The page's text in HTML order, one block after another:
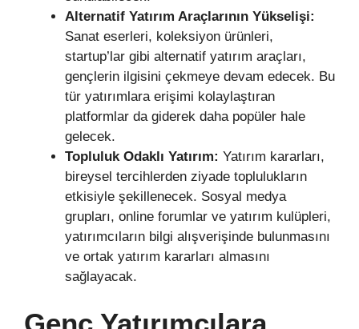
Alternatif Yatırım Araçlarının Yükselişi:
Sanat eserleri, koleksiyon ürünleri,
startup’lar gibi alternatif yatırım araçları,
gençlerin ilgisini çekmeye devam edecek. Bu
tür yatırımlara erişimi kolaylaştıran
platformlar da giderek daha popüler hale
gelecek.
Topluluk Odaklı Yatırım: Yatırım kararları,
bireysel tercihlerden ziyade toplulukların
etkisiyle şekillenecek. Sosyal medya
grupları, online forumlar ve yatırım kulüpleri,
yatırımcıların bilgi alışverişinde bulunmasını
ve ortak yatırım kararları almasını
sağlayacak.